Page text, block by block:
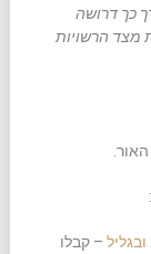
כך דרושה
מצד הרשויות
– קבלו